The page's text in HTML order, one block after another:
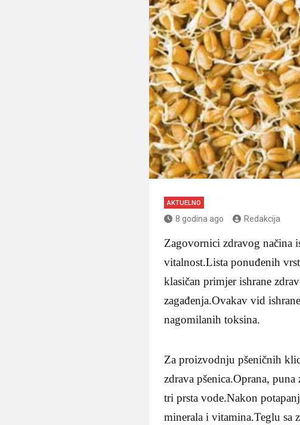
AKTUELNO
8 godina ago Redakcija
Zagovornici zdravog načina
vitalnost.Lista ponuđenih
klasičan primjer ishrane
zagađenja.Ovakav vid
nagomilanih toksina.
Za proizvodnju pšeničnih
zdrava pšenica.Oprana,
tri prsta vode.Nakon
minerala i vitamina.Teglu sa